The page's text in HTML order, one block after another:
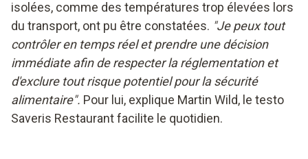
isolées, comme des températures trop élevées lors
du transport, ont pu être constatées. "Je peux tout
contrôler en temps réel et prendre une décision
immédiate afin de respecter la réglementation et
d'exclure tout risque potentiel pour la sécurité
alimentaire". Pour lui, explique Martin Wild, le testo
Saveris Restaurant facilite le quotidien.